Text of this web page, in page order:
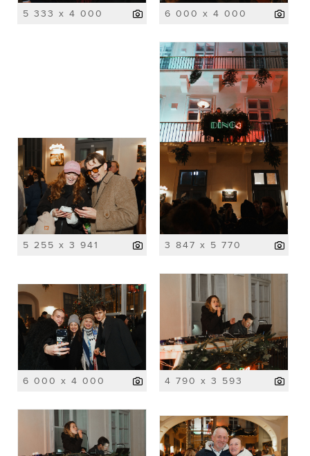
5 333 x 4 000 6 000 x 4 000
5 255 x 3 941 3 847 x 5 770
6 000 x 4 000 4 790 x 3 593